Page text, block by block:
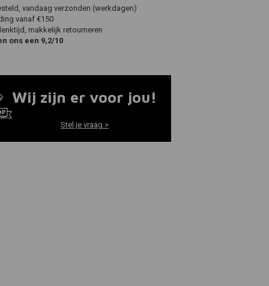
vandaag verzonden (werkdagen)
vanaf €150
makkelijk retourneren
ons een 9,2/10
Wij zijn er voor jou!
Stel je vraag >